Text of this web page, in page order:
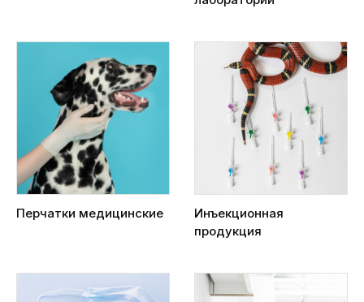
Перчатки медицинские
Инъекционная
продукция